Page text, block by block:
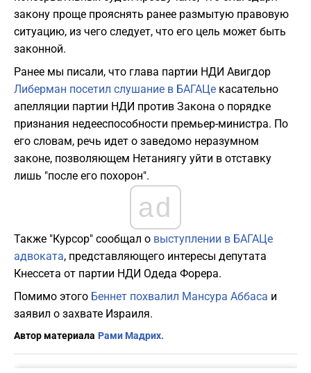
закону проще прояснять ранее размытую правовую
ситуацию, из чего следует, что его цель может быть
законной.
Ранее мы писали, что глава партии НДИ Авигдор
Либерман посетил слушание в БАГАЦе касательно
апелляции партии НДИ против Закона о порядке
признания недееспособности премьер-министра. По
его словам, речь идет о заведомо неразумном
законе, позволяющем Нетаниягу уйти в отставку
лишь "после его похорон".
ad
Также "Курсор" сообщал о выступлении в БАГАЦе
адвоката, представляющего интересы депутата
Кнессета от партии НДИ Одеда Форера.
Помимо этого Беннет похвалил Мансура Аббаса и
заявил о захвате Израиля.
Автор материала Рами Мадрих.